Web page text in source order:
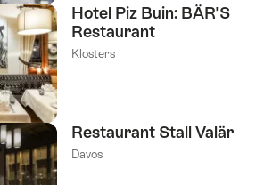
Hotel Piz Buin: BÄR'S
Restaurant
Klosters
Restaurant Stall Valär
Davos